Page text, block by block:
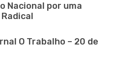
Nacional por uma
O Trabalho – 20 de